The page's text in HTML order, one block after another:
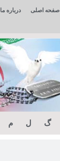
صفحه اصلی درباره ما
گ ل م